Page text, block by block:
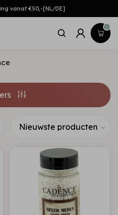
vanaf €50,-[NL/DE]
0